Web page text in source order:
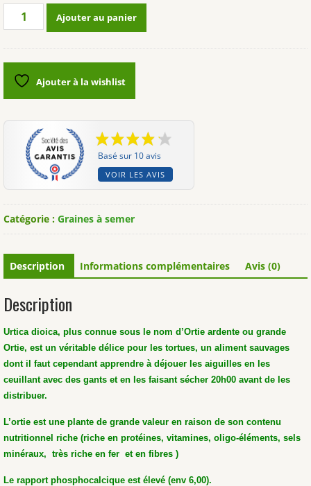
quantité
(Urtica
dioica)
Ajouter au panier
Ajouter à la wishlist
Basé sur 10 avis
VOIR LES AVIS
Catégorie : Graines à semer
Description Informations complémentaires Avis (0)
Description
Urtica dioica, plus connue sous le nom d’Ortie ardente ou grande
Ortie, est un véritable délice pour les tortues, un aliment sauvages
dont il faut cependant apprendre à déjouer les aiguilles en les
ceuillant avec des gants et en les faisant sécher 20h00 avant de les
distribuer.
L’ortie est une plante de grande valeur en raison de son contenu
nutritionnel riche (riche en protéines, vitamines, oligo-éléments, sels
minéraux, très riche en fer et en fibres )
Le rapport phosphocalcique est élevé (env 6,00).